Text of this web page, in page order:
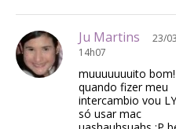
Ju Martins
23/
14h07
muuuuuuuito bom!
quando fizer meu
intercambio vou
só usar mac